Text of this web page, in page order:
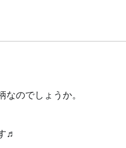
のでしょうか。
♬